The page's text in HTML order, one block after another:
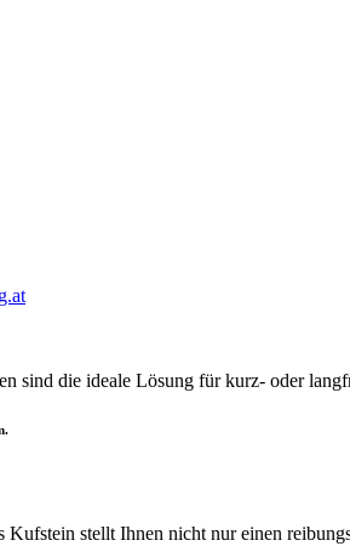
sind die ideale Lösung für kurz- oder
stellt Ihnen nicht nur einen